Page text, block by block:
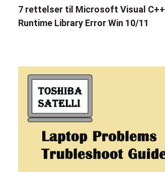
7 rettelser til Microsoft Visual C++
Runtime Library Error Win 10/11